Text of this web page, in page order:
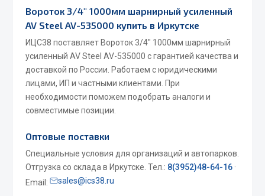
Запчасти МАЗ
Подвеска
Тормозная система
Двери
Окно ветровое
Двигатель
Показать ещё
Весь раздел
Вороток 3/4" 1000мм шарнирный усиленный
AV Steel AV-535000 купить в Иркутске
ИЦС38 поставляет Вороток 3/4" 1000мм шарнирный
усиленный AV Steel AV-535000 с гарантией качества и
доставкой по России. Работаем с юридическими
лицами, ИП и частными клиентами. При
необходимости поможем подобрать аналоги и
совместимые позиции.
Оптовые поставки
Специальные условия для организаций и автопарков.
Отгрузка со склада в Иркутске. Тел.: 8(3952)48-64-16 ·
Email:
sales@ics38.ru